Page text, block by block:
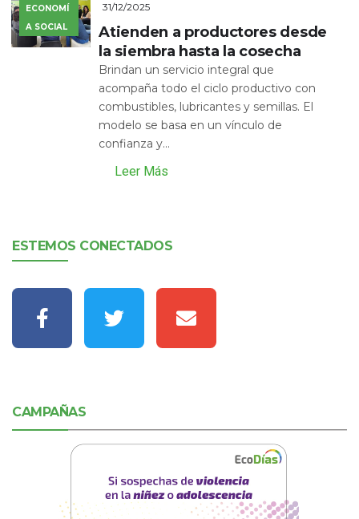
ECONOMÍ
A SOCIAL
31/12/2025
Atienden a productores desde
la siembra hasta la cosecha
Brindan un servicio integral que
acompaña todo el ciclo productivo con
combustibles, lubricantes y semillas. El
modelo se basa en un vínculo de
confianza y...
Leer Más
ESTEMOS CONECTADOS
CAMPAÑAS